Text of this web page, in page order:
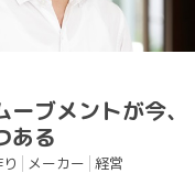
ブメントが今、
ある
メーカー 経営